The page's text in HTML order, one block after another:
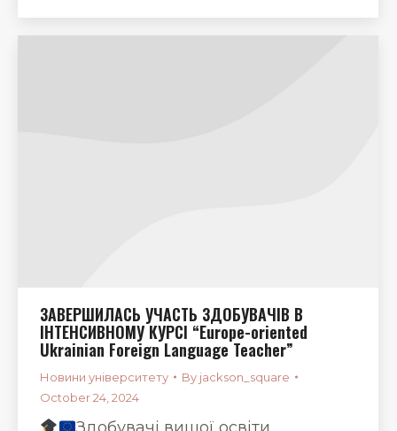
ЗАВЕРШИЛАСЬ УЧАСТЬ ЗДОБУВАЧІВ В
ІНТЕНСИВНОМУ КУРСІ “Europe-oriented
Ukrainian Foreign Language Teacher”
Новини університету By jackson_square
October 24, 2024